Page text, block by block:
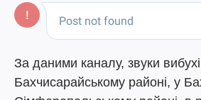
За даними каналу, звуки
Бахчисарайському районі, у